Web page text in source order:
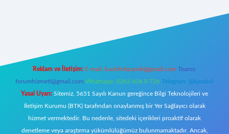
Reklam ve İletişim: E-mail: backlinkpaneli@gmail.com Teams:
forumhizmeti@gmail.com Whatsapp: 0262 606 0 726 Telegram: @karabul
Yasal Uyarı: Sitemiz, 5651 Sayılı Kanun gereğince Bilgi Teknolojileri ve
İletişim Kurumu (BTK) tarafından onaylanmış bir Yer Sağlayıcı olarak
hizmet vermektedir. Bu nedenle, sitedeki içerikleri proaktif olarak
denetleme veya araştırma yükümlülüğümüz bulunmamaktadır. Ancak,